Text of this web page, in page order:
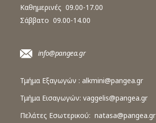
Καθημερινές 09.00-17.00
Σάββατο 09.00-14.00
info@pangea.gr
Τμήμα Εξαγωγών : alkmini@pangea.gr
Τμήμα Εισαγωγών: vaggelis@pangea.gr
Πελάτες Εσωτερικού: natasa@pangea.gr